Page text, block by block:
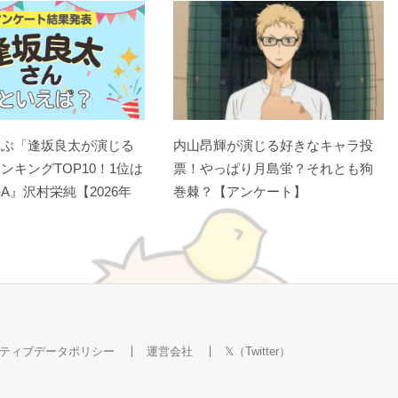
「逢坂良太が演じる
キングTOP10！1位は
A』沢村栄純【2026年
内山昂輝が演じる好きなキャラ投
票！やっぱり月島蛍？それとも狗
巻棘？【アンケート】
ィブデータポリシー 運営会社 𝕏（Twitter）